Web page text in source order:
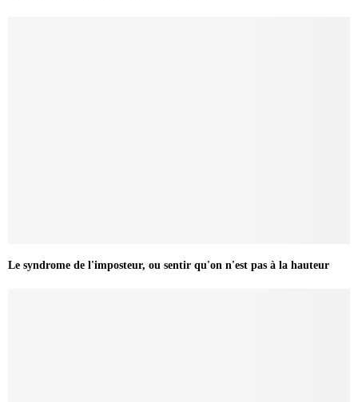
Le syndrome de l'imposteur, ou sentir qu'on n'est pas à la hauteur